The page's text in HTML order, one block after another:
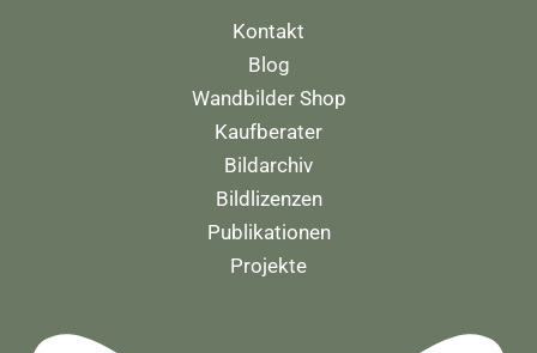
Kontakt
Blog
Wandbilder Shop
Kaufberater
Bildarchiv
Bildlizenzen
Publikationen
Projekte